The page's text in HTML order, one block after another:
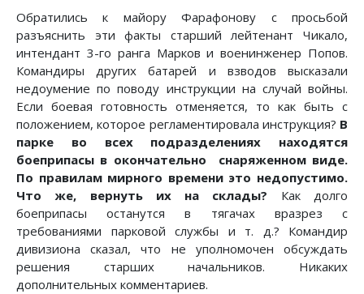
Обратились к майору Фарафонову с просьбой
разъяснить эти факты старший лейтенант Чикало,
интендант 3-го ранга Марков и военинженер Попов.
Командиры других батарей и взводов высказали
недоумение по поводу инструкции на случай войны.
Если боевая готовность отменяется, то как быть с
положением, которое регламентировала инструкция? В
парке во всех подразделениях находятся
боеприпасы в окончательно снаряженном виде.
По правилам мирного времени это недопустимо.
Что же, вернуть их на склады? Как долго
боеприпасы останутся в тягачах вразрез с
требованиями парковой службы и т. д.? Командир
дивизиона сказал, что не уполномочен обсуждать
решения старших начальников. Никаких
дополнительных комментариев.